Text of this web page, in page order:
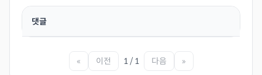
댓글
« 이전 1 / 1 다음 »